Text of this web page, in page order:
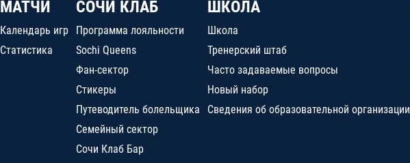
МАТЧИ
Календарь игр
Статистика
СОЧИ КЛАБ
Программа лояльности
Sochi Queens
Фан-сектор
Стикеры
Путеводитель болельщика
Семейный сектор
Сочи Клаб Бар
ШКОЛА
Школа
Тренерский штаб
Часто задаваемые вопросы
Новый набор
Сведения об образовательной организации